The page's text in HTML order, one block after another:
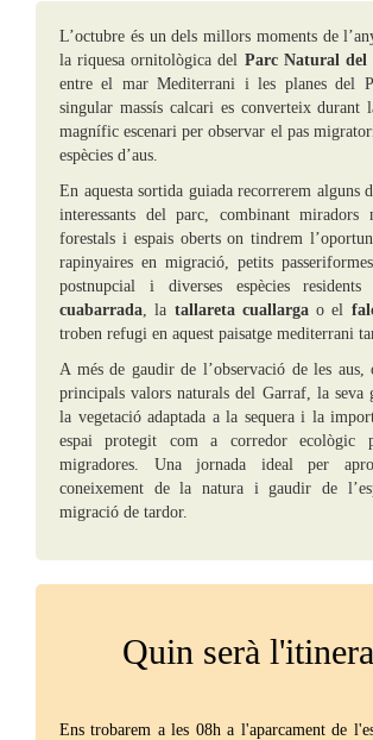
L’octubre és un dels millors moments de
la riquesa ornitològica del Parc Natural del
entre el mar Mediterrani i les planes del
singular massís calcari es converteix durant
magnífic escenari per observar el pas
espècies d’aus.
En aquesta sortida guiada recorrerem alguns
interessants del parc, combinant miradors
forestals i espais oberts on tindrem
rapinyaires en migració, petits
postnupcial i diverses espècies
cuabarrada, la tallareta cuallargao el
troben refugi en aquest paisatge mediterrani
A més de gaudir de l’observació de les aus,
principals valors naturals del Garraf, la seva
la vegetació adaptada a la sequera i la
espai protegit com a corredor ecològic
migradores. Una jornada ideal per
coneixement de la natura i gaudir de
migració de tardor.
Quin serà
Ens trobarem a les 08h a l'aparcament de